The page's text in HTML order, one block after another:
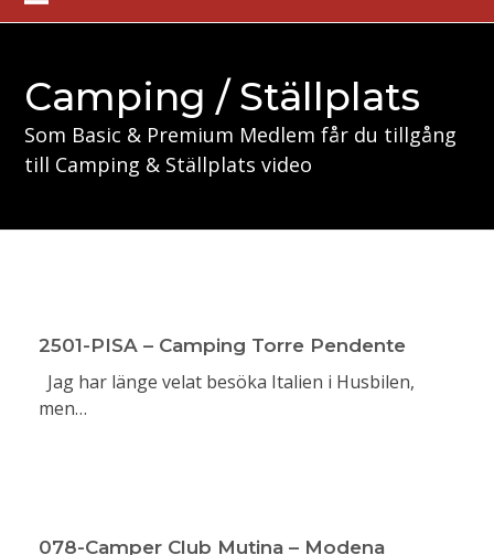
SkipOpen
menu
Close
menu
Camping / Ställplats
Som Basic & Premium Medlem får du tillgång
till Camping & Ställplats video
2501-PISA – Camping Torre Pendente
Jag har länge velat besöka Italien i Husbilen,
men…
078-Camper Club Mutina – Modena